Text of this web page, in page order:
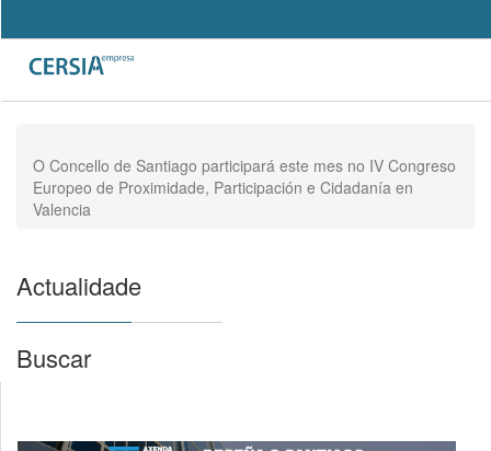
contenido
principal
Formulario
de
O Concello de Santiago participará este mes no IV Congreso
Europeo de Proximidade, Participación e Cidadanía en
Valencia
Actualidade
Buscar